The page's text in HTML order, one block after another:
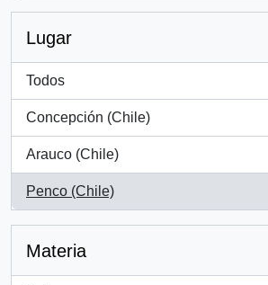
Lugar
Todos
Concepción (Chile)
, 1 resultados
Arauco (Chile)
, 1 resultados
Penco (Chile)
, 1 resultados
Materia